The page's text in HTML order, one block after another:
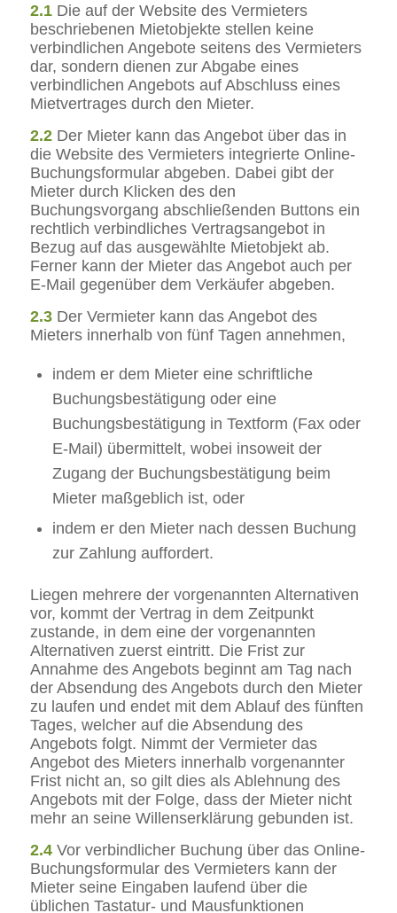
2.1 Die auf der Website des Vermieters
beschriebenen Mietobjekte stellen keine
verbindlichen Angebote seitens des Vermieters
dar, sondern dienen zur Abgabe eines
verbindlichen Angebots auf Abschluss eines
Mietvertrages durch den Mieter.
2.2 Der Mieter kann das Angebot über das in
die Website des Vermieters integrierte Online-
Buchungsformular abgeben. Dabei gibt der
Mieter durch Klicken des den
Buchungsvorgang abschließenden Buttons ein
rechtlich verbindliches Vertragsangebot in
Bezug auf das ausgewählte Mietobjekt ab.
Ferner kann der Mieter das Angebot auch per
E-Mail gegenüber dem Verkäufer abgeben.
2.3 Der Vermieter kann das Angebot des
Mieters innerhalb von fünf Tagen annehmen,
indem er dem Mieter eine schriftliche
Buchungsbestätigung oder eine
Buchungsbestätigung in Textform (Fax oder
E-Mail) übermittelt, wobei insoweit der
Zugang der Buchungsbestätigung beim
Mieter maßgeblich ist, oder
indem er den Mieter nach dessen Buchung
zur Zahlung auffordert.
Liegen mehrere der vorgenannten Alternativen
vor, kommt der Vertrag in dem Zeitpunkt
zustande, in dem eine der vorgenannten
Alternativen zuerst eintritt. Die Frist zur
Annahme des Angebots beginnt am Tag nach
der Absendung des Angebots durch den Mieter
zu laufen und endet mit dem Ablauf des fünften
Tages, welcher auf die Absendung des
Angebots folgt. Nimmt der Vermieter das
Angebot des Mieters innerhalb vorgenannter
Frist nicht an, so gilt dies als Ablehnung des
Angebots mit der Folge, dass der Mieter nicht
mehr an seine Willenserklärung gebunden ist.
2.4 Vor verbindlicher Buchung über das Online-
Buchungsformular des Vermieters kann der
Mieter seine Eingaben laufend über die
üblichen Tastatur- und Mausfunktionen